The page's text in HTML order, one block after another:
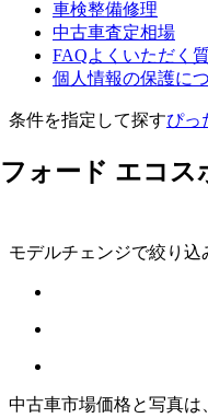
車検整備修理
中古車査定相場
FAQよくいただく
個人情報の保護に
条件を指定して探すぴっ
フォード エコス
モデルチェンジで絞り込
中古車市場価格と写真は